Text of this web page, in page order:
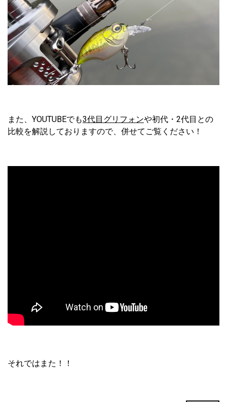
また、YOUTUBEでも3代目グリフォンや初代・2代目との
比較を解説しておりますので、併せてご覧ください！
それではまた！！